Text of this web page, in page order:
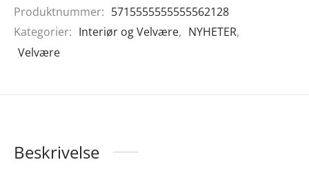
Produktnummer: 5715555555555562128
Kategorier: Interiør og Velvære, NYHETER,
Velvære
Beskrivelse